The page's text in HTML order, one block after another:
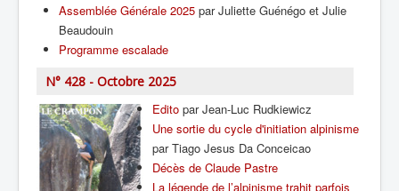
Assemblée Générale 2025 par Juliette Guénégo et Julie
Beaudouin
Programme escalade
N° 428 - Octobre 2025
Edito par Jean-Luc Rudkiewicz
Une sortie du cycle d'initiation alpinisme
par Tiago Jesus Da Conceicao
Décès de Claude Pastre
La légende de l’alpinisme trahit parfois